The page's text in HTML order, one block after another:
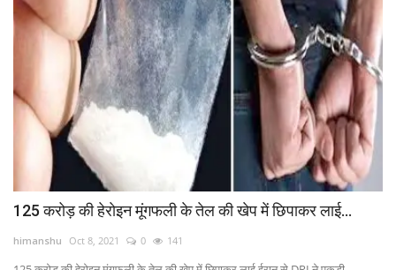
125 करोड़ की हेराेइन मूंगफली के तेल की खेप में छिपाकर लाई...
himanshu Oct 8, 2021 0 141